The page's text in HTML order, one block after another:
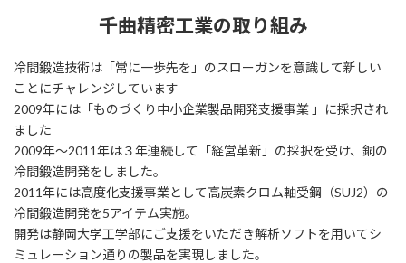
千曲精密工業の取り組み
冷間鍛造技術は「常に一歩先を」のスローガンを意識して新しい
ことにチャレンジしています
2009年には「ものづくり中小企業製品開発支援事業 」に採択され
ました
2009年～2011年は３年連続して「経営革新」の採択を受け、銅の
冷間鍛造開発をしました。
2011年には高度化支援事業として高炭素クロム軸受鋼（SUJ2）の
冷間鍛造開発を5アイテム実施。
開発は静岡大学工学部にご支援をいただき解析ソフトを用いてシ
ミュレーション通りの製品を実現しました。